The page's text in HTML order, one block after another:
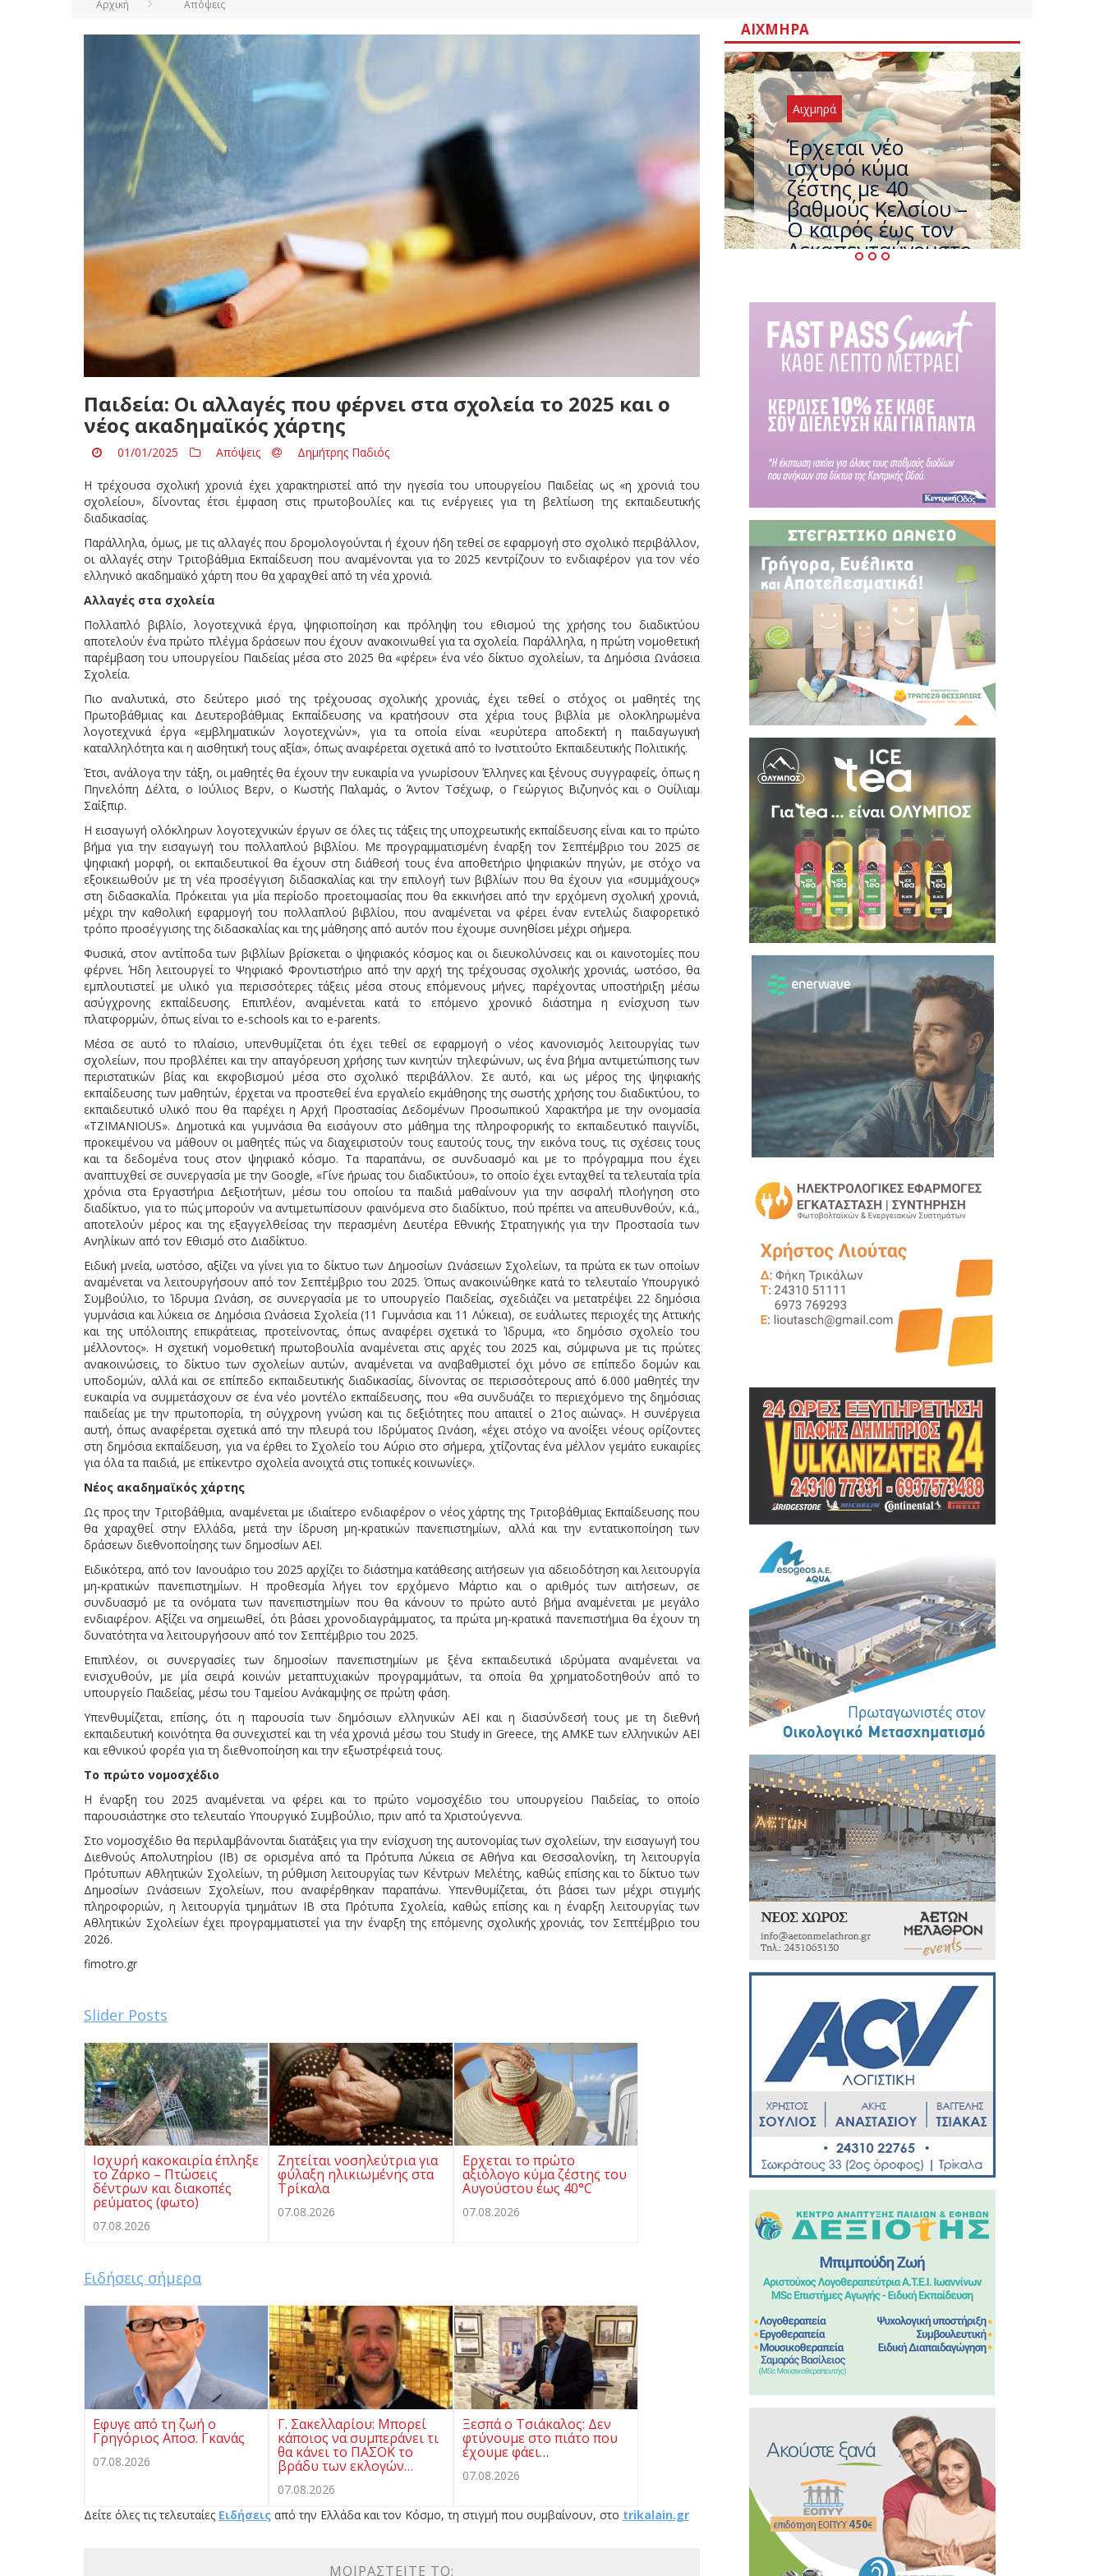
Αρχική Απόψεις
Παιδεία: Οι αλλαγές που φέρνει στα σχολεία το 2025 και ο
νέος ακαδημαϊκός χάρτης
01/01/2025 Απόψεις Δημήτρης Παδιός
Η τρέχουσα σχολική χρονιά έχει χαρακτηριστεί από την ηγεσία του υπουργείου Παιδείας ως «η χρονιά του
σχολείου», δίνοντας έτσι έμφαση στις πρωτοβουλίες και τις ενέργειες για τη βελτίωση της εκπαιδευτικής
διαδικασίας.
Παράλληλα, όμως, με τις αλλαγές που δρομολογούνται ή έχουν ήδη τεθεί σε εφαρμογή στο σχολικό περιβάλλον,
οι αλλαγές στην Τριτοβάθμια Εκπαίδευση που αναμένονται για το 2025 κεντρίζουν το ενδιαφέρον για τον νέο
ελληνικό ακαδημαϊκό χάρτη που θα χαραχθεί από τη νέα χρονιά.
Αλλαγές στα σχολεία
Πολλαπλό βιβλίο, λογοτεχνικά έργα, ψηφιοποίηση και πρόληψη του εθισμού της χρήσης του διαδικτύου
αποτελούν ένα πρώτο πλέγμα δράσεων που έχουν ανακοινωθεί για τα σχολεία. Παράλληλα, η πρώτη νομοθετική
παρέμβαση του υπουργείου Παιδείας μέσα στο 2025 θα «φέρει» ένα νέο δίκτυο σχολείων, τα Δημόσια Ωνάσεια
Σχολεία.
Πιο αναλυτικά, στο δεύτερο μισό της τρέχουσας σχολικής χρονιάς, έχει τεθεί ο στόχος οι μαθητές της
Πρωτοβάθμιας και Δευτεροβάθμιας Εκπαίδευσης να κρατήσουν στα χέρια τους βιβλία με ολοκληρωμένα
λογοτεχνικά έργα «εμβληματικών λογοτεχνών», για τα οποία είναι «ευρύτερα αποδεκτή η παιδαγωγική
καταλληλότητα και η αισθητική τους αξία», όπως αναφέρεται σχετικά από το Ινστιτούτο Εκπαιδευτικής Πολιτικής.
Έτσι, ανάλογα την τάξη, οι μαθητές θα έχουν την ευκαιρία να γνωρίσουν Έλληνες και ξένους συγγραφείς, όπως η
Πηνελόπη Δέλτα, ο Ιούλιος Βερν, ο Κωστής Παλαμάς, ο Άντον Τσέχωφ, ο Γεώργιος Βιζυηνός και ο Ουίλιαμ
Σαίξπιρ.
Η εισαγωγή ολόκληρων λογοτεχνικών έργων σε όλες τις τάξεις της υποχρεωτικής εκπαίδευσης είναι και το πρώτο
βήμα για την εισαγωγή του πολλαπλού βιβλίου. Με προγραμματισμένη έναρξη τον Σεπτέμβριο του 2025 σε
ψηφιακή μορφή, οι εκπαιδευτικοί θα έχουν στη διάθεσή τους ένα αποθετήριο ψηφιακών πηγών, με στόχο να
εξοικειωθούν με τη νέα προσέγγιση διδασκαλίας και την επιλογή των βιβλίων που θα έχουν για «συμμάχους»
στη διδασκαλία. Πρόκειται για μία περίοδο προετοιμασίας που θα εκκινήσει από την ερχόμενη σχολική χρονιά,
μέχρι την καθολική εφαρμογή του πολλαπλού βιβλίου, που αναμένεται να φέρει έναν εντελώς διαφορετικό
τρόπο προσέγγισης της διδασκαλίας και της μάθησης από αυτόν που έχουμε συνηθίσει μέχρι σήμερα.
Φυσικά, στον αντίποδα των βιβλίων βρίσκεται ο ψηφιακός κόσμος και οι διευκολύνσεις και οι καινοτομίες που
φέρνει. Ήδη λειτουργεί το Ψηφιακό Φροντιστήριο από την αρχή της τρέχουσας σχολικής χρονιάς, ωστόσο, θα
εμπλουτιστεί με υλικό για περισσότερες τάξεις μέσα στους επόμενους μήνες, παρέχοντας υποστήριξη μέσω
ασύγχρονης εκπαίδευσης. Επιπλέον, αναμένεται κατά το επόμενο χρονικό διάστημα η ενίσχυση των
πλατφορμών, όπως είναι το e-schools και το e-parents.
Μέσα σε αυτό το πλαίσιο, υπενθυμίζεται ότι έχει τεθεί σε εφαρμογή ο νέος κανονισμός λειτουργίας των
σχολείων, που προβλέπει και την απαγόρευση χρήσης των κινητών τηλεφώνων, ως ένα βήμα αντιμετώπισης των
περιστατικών βίας και εκφοβισμού μέσα στο σχολικό περιβάλλον. Σε αυτό, και ως μέρος της ψηφιακής
εκπαίδευσης των μαθητών, έρχεται να προστεθεί ένα εργαλείο εκμάθησης της σωστής χρήσης του διαδικτύου, το
εκπαιδευτικό υλικό που θα παρέχει η Αρχή Προστασίας Δεδομένων Προσωπικού Χαρακτήρα με την ονομασία
«ΤΖΙΜΑΝΙΟUS». Δημοτικά και γυμνάσια θα εισάγουν στο μάθημα της πληροφορικής το εκπαιδευτικό παιγνίδι,
προκειμένου να μάθουν οι μαθητές πώς να διαχειριστούν τους εαυτούς τους, την εικόνα τους, τις σχέσεις τους
και τα δεδομένα τους στον ψηφιακό κόσμο. Τα παραπάνω, σε συνδυασμό και με το πρόγραμμα που έχει
αναπτυχθεί σε συνεργασία με την Google, «Γίνε ήρωας του διαδικτύου», το οποίο έχει ενταχθεί τα τελευταία τρία
χρόνια στα Εργαστήρια Δεξιοτήτων, μέσω του οποίου τα παιδιά μαθαίνουν για την ασφαλή πλοήγηση στο
διαδίκτυο, για το πώς μπορούν να αντιμετωπίσουν φαινόμενα στο διαδίκτυο, πού πρέπει να απευθυνθούν, κ.ά.,
αποτελούν μέρος και της εξαγγελθείσας την περασμένη Δευτέρα Εθνικής Στρατηγικής για την Προστασία των
Ανηλίκων από τον Εθισμό στο Διαδίκτυο.
Ειδική μνεία, ωστόσο, αξίζει να γίνει για το δίκτυο των Δημοσίων Ωνάσειων Σχολείων, τα πρώτα εκ των οποίων
αναμένεται να λειτουργήσουν από τον Σεπτέμβριο του 2025. Όπως ανακοινώθηκε κατά το τελευταίο Υπουργικό
Συμβούλιο, το Ίδρυμα Ωνάση, σε συνεργασία με το υπουργείο Παιδείας, σχεδιάζει να μετατρέψει 22 δημόσια
γυμνάσια και λύκεια σε Δημόσια Ωνάσεια Σχολεία (11 Γυμνάσια και 11 Λύκεια), σε ευάλωτες περιοχές της Αττικής
και της υπόλοιπης επικράτειας, προτείνοντας, όπως αναφέρει σχετικά το Ίδρυμα, «το δημόσιο σχολείο του
μέλλοντος». Η σχετική νομοθετική πρωτοβουλία αναμένεται στις αρχές του 2025 και, σύμφωνα με τις πρώτες
ανακοινώσεις, το δίκτυο των σχολείων αυτών, αναμένεται να αναβαθμιστεί όχι μόνο σε επίπεδο δομών και
υποδομών, αλλά και σε επίπεδο εκπαιδευτικής διαδικασίας, δίνοντας σε περισσότερους από 6.000 μαθητές την
ευκαιρία να συμμετάσχουν σε ένα νέο μοντέλο εκπαίδευσης, που «θα συνδυάζει το περιεχόμενο της δημόσιας
παιδείας με την πρωτοπορία, τη σύγχρονη γνώση και τις δεξιότητες που απαιτεί ο 21ος αιώνας». Η συνέργεια
αυτή, όπως αναφέρεται σχετικά από την πλευρά του Ιδρύματος Ωνάση, «έχει στόχο να ανοίξει νέους ορίζοντες
στη δημόσια εκπαίδευση, για να έρθει το Σχολείο του Αύριο στο σήμερα, χτίζοντας ένα μέλλον γεμάτο ευκαιρίες
για όλα τα παιδιά, με επίκεντρο σχολεία ανοιχτά στις τοπικές κοινωνίες».
Νέος ακαδημαϊκός χάρτης
Ως προς την Τριτοβάθμια, αναμένεται με ιδιαίτερο ενδιαφέρον o νέος χάρτης της Τριτοβάθμιας Εκπαίδευσης που
θα χαραχθεί στην Ελλάδα, μετά την ίδρυση μη-κρατικών πανεπιστημίων, αλλά και την εντατικοποίηση των
δράσεων διεθνοποίησης των δημοσίων ΑΕΙ.
Ειδικότερα, από τον Ιανουάριο του 2025 αρχίζει το διάστημα κατάθεσης αιτήσεων για αδειοδότηση και λειτουργία
μη-κρατικών πανεπιστημίων. Η προθεσμία λήγει τον ερχόμενο Μάρτιο και ο αριθμός των αιτήσεων, σε
συνδυασμό με τα ονόματα των πανεπιστημίων που θα κάνουν το πρώτο αυτό βήμα αναμένεται με μεγάλο
ενδιαφέρον. Αξίζει να σημειωθεί, ότι βάσει χρονοδιαγράμματος, τα πρώτα μη-κρατικά πανεπιστήμια θα έχουν τη
δυνατότητα να λειτουργήσουν από τον Σεπτέμβριο του 2025.
Επιπλέον, οι συνεργασίες των δημοσίων πανεπιστημίων με ξένα εκπαιδευτικά ιδρύματα αναμένεται να
ενισχυθούν, με μία σειρά κοινών μεταπτυχιακών προγραμμάτων, τα οποία θα χρηματοδοτηθούν από το
υπουργείο Παιδείας, μέσω του Ταμείου Ανάκαμψης σε πρώτη φάση.
Υπενθυμίζεται, επίσης, ότι η παρουσία των δημόσιων ελληνικών ΑΕΙ και η διασύνδεσή τους με τη διεθνή
εκπαιδευτική κοινότητα θα συνεχιστεί και τη νέα χρονιά μέσω του Study in Greece, της ΑΜΚΕ των ελληνικών ΑΕΙ
και εθνικού φορέα για τη διεθνοποίηση και την εξωστρέφειά τους.
Tο πρώτο νομοσχέδιο
Η έναρξη του 2025 αναμένεται να φέρει και το πρώτο νομοσχέδιο του υπουργείου Παιδείας, το οποίο
παρουσιάστηκε στο τελευταίο Υπουργικό Συμβούλιο, πριν από τα Χριστούγεννα.
Στο νομοσχέδιο θα περιλαμβάνονται διατάξεις για την ενίσχυση της αυτονομίας των σχολείων, την εισαγωγή του
Διεθνούς Απολυτηρίου (ΙΒ) σε ορισμένα από τα Πρότυπα Λύκεια σε Αθήνα και Θεσσαλονίκη, τη λειτουργία
Πρότυπων Αθλητικών Σχολείων, τη ρύθμιση λειτουργίας των Κέντρων Μελέτης, καθώς επίσης και το δίκτυο των
Δημοσίων Ωνάσειων Σχολείων, που αναφέρθηκαν παραπάνω. Υπενθυμίζεται, ότι βάσει των μέχρι στιγμής
πληροφοριών, η λειτουργία τμημάτων ΙΒ στα Πρότυπα Σχολεία, καθώς επίσης και η έναρξη λειτουργίας των
Αθλητικών Σχολείων έχει προγραμματιστεί για την έναρξη της επόμενης σχολικής χρονιάς, τον Σεπτέμβριο του
2026.
fimotro.gr
Slider Posts
Ισχυρή κακοκαιρία έπληξε
το Ζάρκο – Πτώσεις
δέντρων και διακοπές
ρεύματος (φωτο)
07.08.2026
Ζητείται νοσηλεύτρια για
φύλαξη ηλικιωμένης στα
Τρίκαλα
07.08.2026
Ερχεται το πρώτο
αξιόλογο κύμα ζέστης του
Αυγούστου έως 40°C
07.08.2026
Ειδήσεις σήμερα
Eφυγε από τη ζωή ο
Γρηγόριος Αποσ. Γκανάς
07.08.2026
Γ. Σακελλαρίου: Μπορεί
κάποιος να συμπεράνει τι
θα κάνει το ΠΑΣΟΚ το
βράδυ των εκλογών…
07.08.2026
Ξεσπά ο Τσιάκαλος: Δεν
φτύνουμε στο πιάτο που
έχουμε φάει…
07.08.2026
Δείτε όλες τις τελευταίες Ειδήσεις από την Ελλάδα και τον Κόσμο, τη στιγμή που συμβαίνουν, στο trikalain.gr
ΜΟΙΡΑΣΤΕΊΤΕ ΤΟ:
ΑΙΧΜΗΡΆ
Αιχμηρά
Άφαντος ο
Τσίπρας… την ώρα
που η χώρα
καίγεται